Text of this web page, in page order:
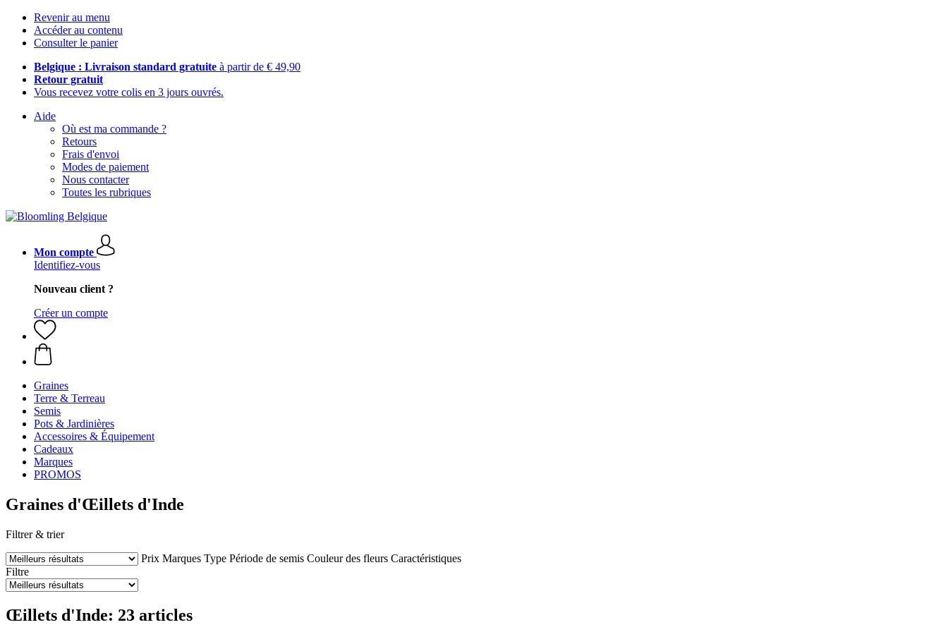
Revenir au menu
Accéder au contenu
Consulter le panier
Belgique : Livraison standard gratuite à partir de € 49,90
Retour gratuit
Vous recevez votre colis en 3 jours ouvrés.
Aide
Où est ma commande ?
Retours
Frais d'envoi
Modes de paiement
Nous contacter
Toutes les rubriques
Mon compte
Identifiez-vous
Nouveau client ?
Créer un compte
Graines
Terre & Terreau
Semis
Pots & Jardinières
Accessoires & Équipement
Cadeaux
Marques
PROMOS
Graines d'Œillets d'Inde
Filtrer & trier
Prix Marques Type Période de semis Couleur des fleurs Caractéristiques
Filtre
Œillets d'Inde: 23 articles